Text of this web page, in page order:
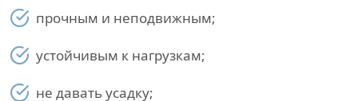
прочным и неподвижным;
устойчивым к нагрузкам;
не давать усадку;